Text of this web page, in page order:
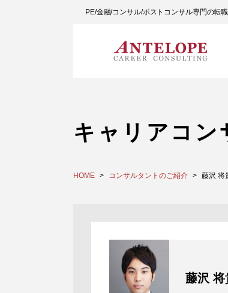
PE/金融/コンサル/ポストコンサル専門の
キャリアコン
HOME コンサルタントのご紹介 藤沢 将
藤沢 将